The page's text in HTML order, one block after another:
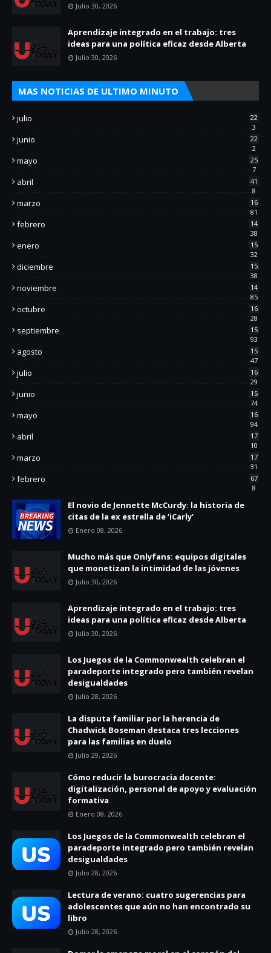
Julio 30, 2026
Aprendizaje integrado en el trabajo: tres
ideas para una política eficaz desde Alberta
Julio 30, 2026
MAS NOTICIAS DE ULTIMO MINUTO
julio
22
3
junio
22
2
mayo
25
7
abril
41
8
marzo
16
81
febrero
14
38
enero
15
32
diciembre
15
38
noviembre
14
85
octubre
16
28
septiembre
15
93
agosto
15
47
julio
16
29
junio
15
74
mayo
16
94
abril
17
10
marzo
17
31
febrero
67
8
El novio de Jennette McCurdy: la historia de
citas de la ex estrella de ‘iCarly’
Enero 08, 2026
Mucho más que Onlyfans: equipos digitales
que monetizan la intimidad de las jóvenes
Julio 30, 2026
Aprendizaje integrado en el trabajo: tres
ideas para una política eficaz desde Alberta
Julio 30, 2026
Los Juegos de la Commonwealth celebran el
paradeporte integrado pero también revelan
desigualdades
Julio 28, 2026
La disputa familiar por la herencia de
Chadwick Boseman destaca tres lecciones
para las familias en duelo
Julio 29, 2026
Cómo reducir la burocracia docente:
digitalización, personal de apoyo y evaluación
formativa
Enero 08, 2026
Los Juegos de la Commonwealth celebran el
paradeporte integrado pero también revelan
desigualdades
Julio 28, 2026
Lectura de verano: cuatro sugerencias para
adolescentes que aún no han encontrado su
libro
Julio 28, 2026